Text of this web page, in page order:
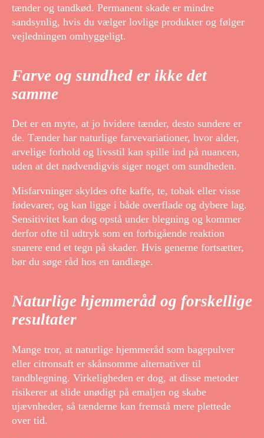
tænder og tandkød. Permanent skade er mindre
sandsynlig, hvis du vælger lovlige produkter og følger
vejledningen omhyggeligt.
Farve og sundhed er ikke det
samme
Det er en myte, at jo hvidere tænder, desto sundere er
de. Tænder har naturlige farvevariationer, hvor alder,
arvelige forhold og livsstil kan spille ind på nuancen,
uden at det nødvendigvis siger noget om sundheden.
Misfarvninger skyldes ofte kaffe, te, tobak eller visse
fødevarer, og kan ligge i både overflade og dybere lag.
Sensitivitet kan dog opstå under blegning og kommer
derfor ofte til udtryk som en forbigående reaktion
snarere end et tegn på skader. Hvis generne fortsætter,
bør du søge råd hos en tandlæge.
Naturlige hjemmeråd og forskellige
resultater
Mange tror, at naturlige hjemmeråd som bagepulver
eller citronsaft er skånsomme alternativer til
tandblegning. Virkeligheden er dog, at disse metoder
risikerer at slide unødigt på emaljen og skabe
ujævnheder, så tænderne kan fremstå mere plettede
over tid.